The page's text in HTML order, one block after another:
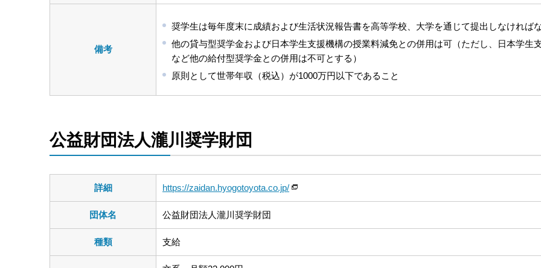
備考
奨学生は毎年度末に成績および生活状況報告書を高等学校、大学を通じて提出しなければ
他の貸与型奨学金および日本学生支援機構の授業料減免との併用は可（ただし、日本学生
など他の給付型奨学金との併用は不可とする）
原則として世帯年収（税込）が1000万円以下であること
公益財団法人瀧川奨学財団
詳細 https://zaidan.hyogotoyota.co.jp/
団体名 公益財団法人瀧川奨学財団
種類 支給